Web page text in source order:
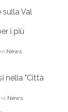
Val
i più
News
nella "Città
News